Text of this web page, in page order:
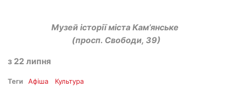
Музей історії міста Кам’янське
(просп. Свободи, 39)
з 22 липня
Теги Афіша Культура